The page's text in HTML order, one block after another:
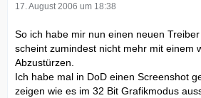
17. August 2006 um 18:38
So ich habe mir nun einen neuen
scheint zumindest nicht mehr mit einem
Abzustürzen.
Ich habe mal in DoD einen Screenshot
zeigen wie es im 32 Bit Grafikmodus